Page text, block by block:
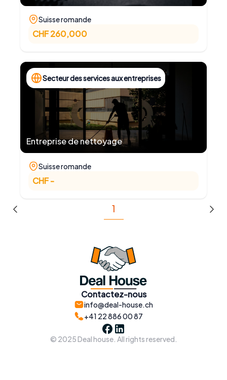
Suisse romande
CHF 260,000
Secteur des services aux entreprises
Entreprise de nettoyage
Suisse romande
CHF -
Previous 1 Next
Contactez-nous
info@deal-house.ch
+41 22 886 00 87
© 2025 Deal house. All rights reserved.